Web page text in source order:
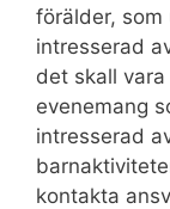
förälder, som
intresserad
det skall
evenemang
intresserad
kontakta